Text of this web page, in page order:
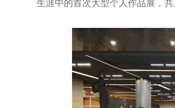
生涯中的首次大型个人作品展，